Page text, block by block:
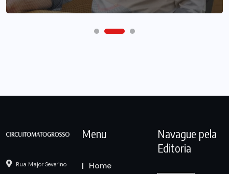
Rua Major Severino
Menu
Home
Navague pela
Editoria